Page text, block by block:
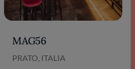
MAG56
PRATO, ITALIA